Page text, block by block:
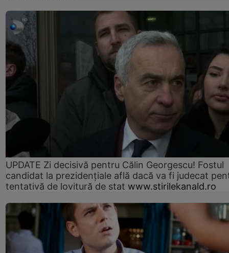
UPDATE Zi decisivă pentru Călin Georgescu! Fostul
candidat la prezidențiale află dacă va fi judecat
tentativă de lovitură de stat www.stirilekanald.ro